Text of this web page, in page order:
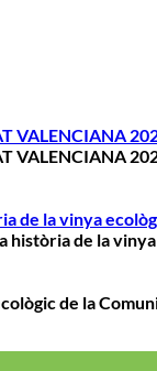
VALENCIANA
VALENCIANA
de la vinya
història de la
de la